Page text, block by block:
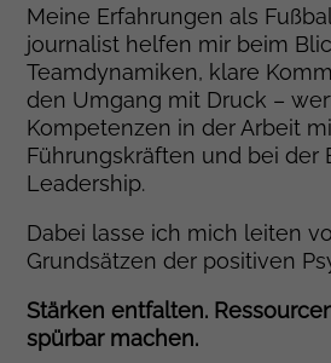
Meine Erfahrungen als
journalist helfen mir beim
Teamdynamiken, klare
den Umgang mit Druck –
Kompetenzen in der Arbeit
Führungskräften und bei der
Leadership.
Dabei lasse ich mich leiten
Grundsätzen der positiven
Stärken entfalten.
spürbar machen.